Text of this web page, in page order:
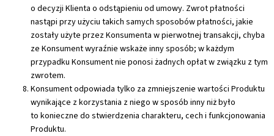
o decyzji Klienta o odstąpieniu od umowy. Zwrot płatności
nastąpi przy użyciu takich samych sposobów płatności, jakie
zostały użyte przez Konsumenta w pierwotnej transakcji, chyba
ze Konsument wyraźnie wskaże inny sposób; w każdym
przypadku Konsument nie ponosi żadnych opłat w związku z tym
zwrotem.
Konsument odpowiada tylko za zmniejszenie wartości Produktu
wynikające z korzystania z niego w sposób inny niż było
to konieczne do stwierdzenia charakteru, cech i funkcjonowania
Produktu.